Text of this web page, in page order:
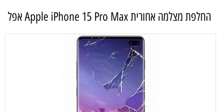
החלפת מצלמה אחורית Apple iPhone 15 Pro Max אפל